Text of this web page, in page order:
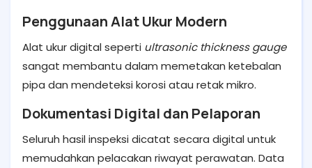
Penggunaan Alat Ukur Modern
Alat ukur digital seperti ultrasonic thickness gauge
sangat membantu dalam memetakan ketebalan
pipa dan mendeteksi korosi atau retak mikro.
Dokumentasi Digital dan Pelaporan
Seluruh hasil inspeksi dicatat secara digital untuk
memudahkan pelacakan riwayat perawatan. Data